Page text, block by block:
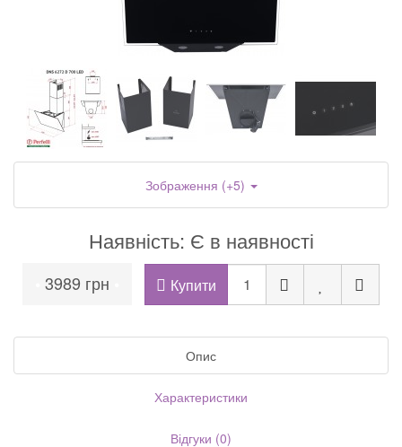
Наявність: Є в наявності
3989 грн Купити
Зображення (+5)
Опис
Характеристики
Відгуки (0)